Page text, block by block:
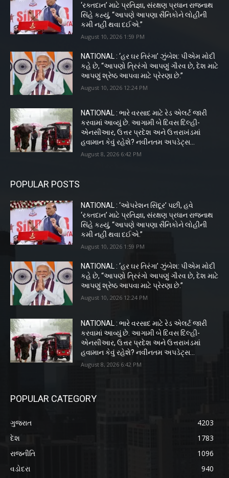
‘રક્તદાન’ માટે પ્રતિજ્ઞા, સંરક્ષણ પ્રધાન રાજનાથ
સિંહે કહ્યું, “આપણે આપણા સૈનિકોને લોહીની
કમી નહીં થવા દઈએ.”
August 10, 2026 1:59 PM
NATIONAL : ‘હર ઘર તિરંગા’ ઝુંબેશ: પીએમ મોદી
કહે છે, “આપણો ત્રિરંગો આપણું ગૌરવ છે, દેશ માટે
આપણું શ્રેષ્ઠ આપવા માટે પ્રેરણા છે.”
August 10, 2026 12:24 PM
NATIONAL : ભારે વરસાદ માટે રેડ એલર્ટ જારી
કરવામાં આવ્યું છે. આગામી બે દિવસ દિલ્હી-
એનસીઆર, ઉત્તર પ્રદેશ અને ઉત્તરાખંડમાં
હવામાન કેવું રહેશે? નવીનતમ અપડેટ્સ...
August 8, 2026 6:42 PM
POPULAR POSTS
NATIONAL : ‘ઓપરેશન સિંદૂર’ પછી, હવે
‘રક્તદાન’ માટે પ્રતિજ્ઞા, સંરક્ષણ પ્રધાન રાજનાથ
સિંહે કહ્યું, “આપણે આપણા સૈનિકોને લોહીની
કમી નહીં થવા દઈએ.”
August 10, 2026 1:59 PM
NATIONAL : ‘હર ઘર તિરંગા’ ઝુંબેશ: પીએમ મોદી
કહે છે, “આપણો ત્રિરંગો આપણું ગૌરવ છે, દેશ માટે
આપણું શ્રેષ્ઠ આપવા માટે પ્રેરણા છે.”
August 10, 2026 12:24 PM
NATIONAL : ભારે વરસાદ માટે રેડ એલર્ટ જારી
કરવામાં આવ્યું છે. આગામી બે દિવસ દિલ્હી-
એનસીઆર, ઉત્તર પ્રદેશ અને ઉત્તરાખંડમાં
હવામાન કેવું રહેશે? નવીનતમ અપડેટ્સ...
August 8, 2026 6:42 PM
POPULAR CATEGORY
ગુજરાત
4203
દેશ
1783
રાજનીતિ
1096
વડોદરા
940